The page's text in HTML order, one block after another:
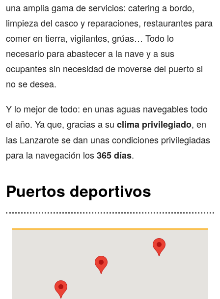
una amplia gama de servicios: catering a bordo,
limpieza del casco y reparaciones, restaurantes para
comer en tierra, vigilantes, grúas… Todo lo
necesario para abastecer a la nave y a sus
ocupantes sin necesidad de moverse del puerto si
no se desea.
Y lo mejor de todo: en unas aguas navegables todo
el año. Ya que, gracias a su clima privilegiado, en
las Lanzarote se dan unas condiciones privilegiadas
para la navegación los365 días.
Puertos deportivos